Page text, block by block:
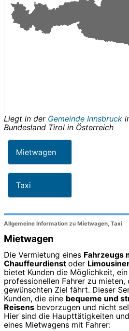
Liegt in der Gemeinde Innsbruck
Bundesland Tirol in Österreich
Mietwagen
Taxi
Allgemeine Information zu Mietwagen, Taxi
Mietwagen
Die Vermietung eines Fahrzeugs
Chauffeurdienst oder
bietet Kunden die Möglichkeit,
professionellen Fahrer zu mieten,
gewünschten Ziel fährt. Dieser
Kunden, die eine bequeme und
Reisens bevorzugen und nicht
Hier sind die Haupttätigkeiten
eines Mietwagens mit Fahrer: